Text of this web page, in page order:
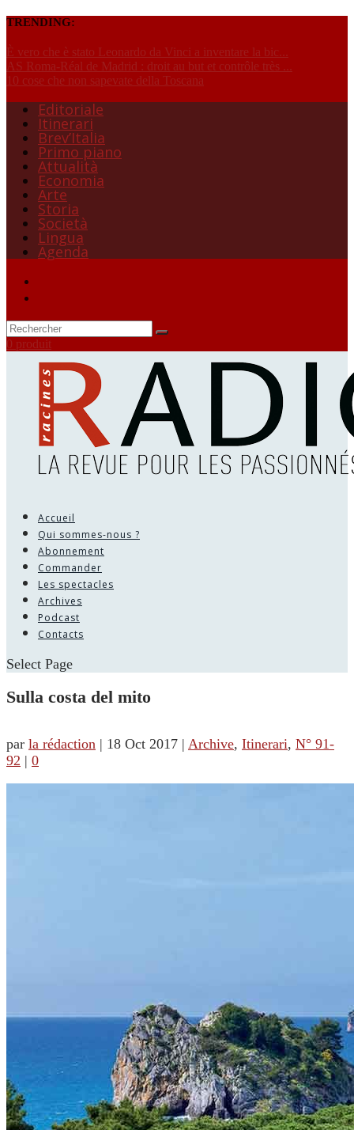
TRENDING:
È vero che è stato Leonardo da Vinci a inventare la bic...
AS Roma-Réal de Madrid : droit au but et contrôle très ...
10 cose che non sapevate della Toscana
Editoriale
Itinerari
Brev’Italia
Primo piano
Attualità
Economia
Arte
Storia
Società
Lingua
Agenda
0 produit
Accueil
Qui sommes-nous ?
Abonnement
Commander
Les spectacles
Archives
Podcast
Contacts
Select Page
Sulla costa del mito
par la rédaction | 18 Oct 2017 | Archive, Itinerari, N° 91-
92 | 0